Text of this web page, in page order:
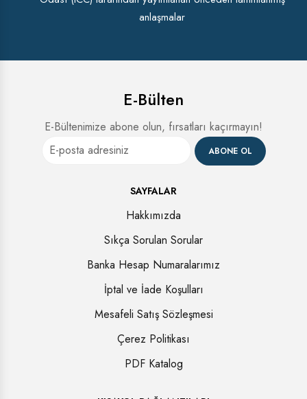
anlaşmalar
E-Bülten
E-Bültenimize abone olun, fırsatları kaçırmayın!
ABONE OL
SAYFALAR
Hakkımızda
Sıkça Sorulan Sorular
Banka Hesap Numaralarımız
İptal ve İade Koşulları
Mesafeli Satış Sözleşmesi
Çerez Politikası
PDF Katalog